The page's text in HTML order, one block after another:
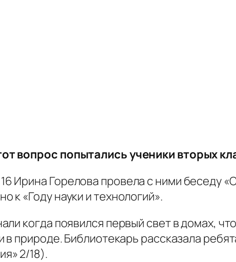
вопрос попытались ученики вторых
Ирина Горелова провела с ними беседу
к «Году науки и технологий».
когда появился первый свет в домах,
природе. Библиотекарь рассказала
2/18).